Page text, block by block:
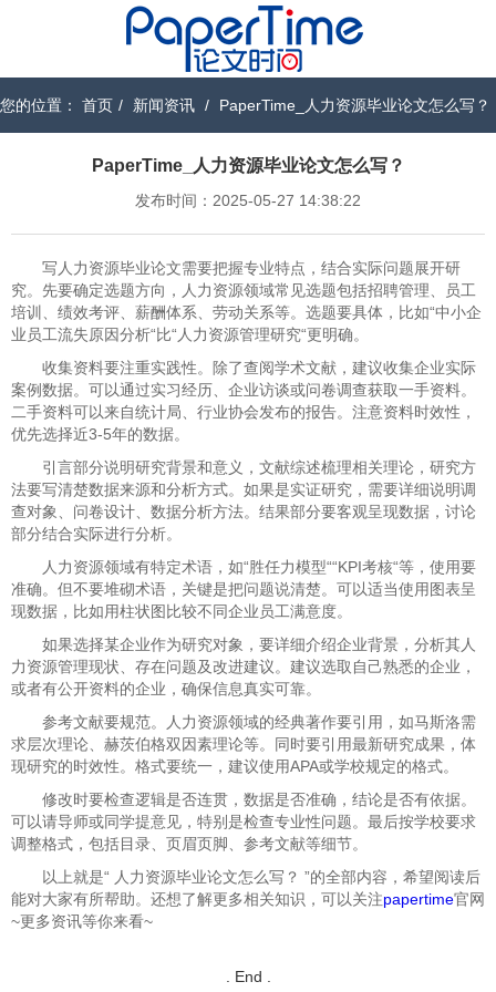
您的位置： 首页 / 新闻资讯 / PaperTime_人力资源毕业论文怎么写？
PaperTime_人力资源毕业论文怎么写？
发布时间：2025-05-27 14:38:22
写人力资源毕业论文需要把握专业特点，结合实际问题展开研
究。先要确定选题方向，人力资源领域常见选题包括招聘管理、员工
培训、绩效考评、薪酬体系、劳动关系等。选题要具体，比如“中小企
业员工流失原因分析“比“人力资源管理研究“更明确。
收集资料要注重实践性。除了查阅学术文献，建议收集企业实际
案例数据。可以通过实习经历、企业访谈或问卷调查获取一手资料。
二手资料可以来自统计局、行业协会发布的报告。注意资料时效性，
优先选择近3-5年的数据。
引言部分说明研究背景和意义，文献综述梳理相关理论，研究方
法要写清楚数据来源和分析方式。如果是实证研究，需要详细说明调
查对象、问卷设计、数据分析方法。结果部分要客观呈现数据，讨论
部分结合实际进行分析。
人力资源领域有特定术语，如“胜任力模型““KPI考核“等，使用要
准确。但不要堆砌术语，关键是把问题说清楚。可以适当使用图表呈
现数据，比如用柱状图比较不同企业员工满意度。
如果选择某企业作为研究对象，要详细介绍企业背景，分析其人
力资源管理现状、存在问题及改进建议。建议选取自己熟悉的企业，
或者有公开资料的企业，确保信息真实可靠。
参考文献要规范。人力资源领域的经典著作要引用，如马斯洛需
求层次理论、赫茨伯格双因素理论等。同时要引用最新研究成果，体
现研究的时效性。格式要统一，建议使用APA或学校规定的格式。
修改时要检查逻辑是否连贯，数据是否准确，结论是否有依据。
可以请导师或同学提意见，特别是检查专业性问题。最后按学校要求
调整格式，包括目录、页眉页脚、参考文献等细节。
以上就是“ 人力资源毕业论文怎么写？ ”的全部内容，希望阅读后
能对大家有所帮助。还想了解更多相关知识，可以关注papertime官网
~更多资讯等你来看~
. End .